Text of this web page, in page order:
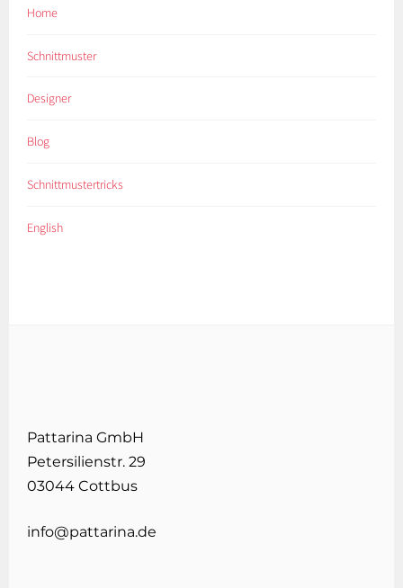
Home
Schnittmuster
Designer
Blog
Schnittmustertricks
English
Pattarina GmbH
Petersilienstr. 29
03044 Cottbus
info@pattarina.de